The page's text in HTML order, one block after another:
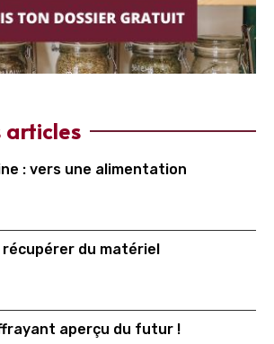
articles
: vers une alimentation
du matériel
aperçu du futur !